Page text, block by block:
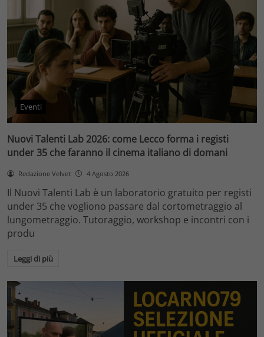
Eventi
Nuovi Talenti Lab 2026: come Lecco forma i registi
under 35 che faranno il cinema italiano di domani
Redazione Velvet 4 Agosto 2026
Il Nuovi Talenti Lab è un laboratorio gratuito per registi
under 35 che vogliono passare dal cortometraggio al
lungometraggio. Tutoraggio, workshop e incontri con i
produ
Leggi di più